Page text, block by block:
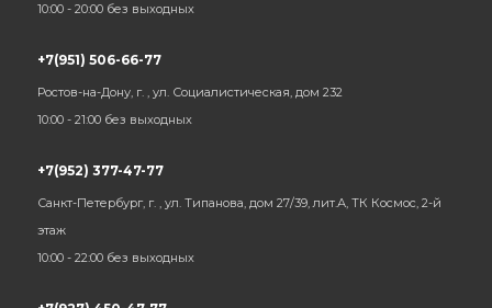
10:00 - 20:00 без выходных
+7(951) 506-66-77
Ростов-на-Дону, г. , ул. Социалистическая, дом 232
10:00 - 21:00 без выходных
+7(952) 377-47-77
Санкт-Петербург, г. , ул. Типанова, дом 27/39, лит.А, ТК Космос, 2-й
этаж
10:00 - 22:00 без выходных